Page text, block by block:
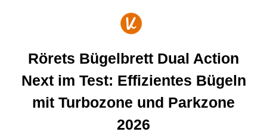
Rörets Bügelbrett Dual Action
Next im Test: Effizientes Bügeln
mit Turbozone und Parkzone
2026